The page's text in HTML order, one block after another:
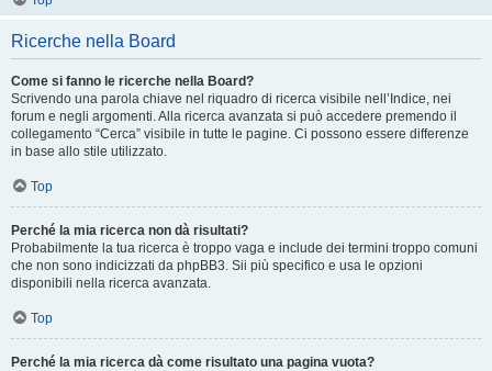
Ricerche nella Board
Come si fanno le ricerche nella Board?
Scrivendo una parola chiave nel riquadro di ricerca visibile nell’Indice, nei
forum e negli argomenti. Alla ricerca avanzata si può accedere premendo il
collegamento “Cerca” visibile in tutte le pagine. Ci possono essere differenze
in base allo stile utilizzato.
Top
Perché la mia ricerca non dà risultati?
Probabilmente la tua ricerca è troppo vaga e include dei termini troppo comuni
che non sono indicizzati da phpBB3. Sii più specifico e usa le opzioni
disponibili nella ricerca avanzata.
Top
Perché la mia ricerca dà come risultato una pagina vuota?